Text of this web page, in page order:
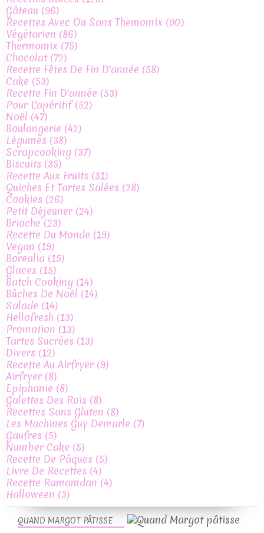
QUAND MARGOT PÂTISSE
Gâteau (96)
Recettes Avec Ou Sans Themomix (90)
Végétarien (86)
Thermomix (75)
Chocolat(72)
Recette Fêtes De Fin D'année (58)
Cake (53)
Recette Fin D'année (53)
Pour L'apéritif(52)
Noël (47)
Boulangerie (42)
Légumes (38)
Scrapcooking (37)
Biscuits (35)
Recette Aux Fruits (31)
Quiches Et Tartes Salées (28)
Cookies (26)
Petit Déjeuner (24)
Brioche(23)
Recette Du Monde (19)
Vegan (19)
Borealia (15)
Glaces (15)
Batch Cooking (14)
Bûches De Noël (14)
Salade (14)
Hellofresh (13)
Promotion (13)
Tartes Sucrées (13)
Divers (12)
Recette Au Airfryer (9)
Airfryer (8)
Epiphanie (8)
Galettes Des Rois (8)
Recettes Sans Gluten (8)
Les Machines Guy Demarle (7)
Gaufres (5)
Number Cake (5)
Recette De Pâques (5)
Livre De Recettes (4)
Recette Ramamdan (4)
Halloween (3)